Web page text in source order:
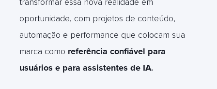
oportunidade, com projetos de conteúdo,
automação e performance que colocam sua
marca como referência confiável para
usuários e para assistentes de IA.